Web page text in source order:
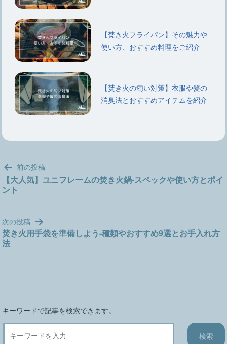
【焚き火フライパン】その魅力や
使い方、おすすめ料理をご紹介
【焚き火の匂い対策】衣服や髪の
消臭法とおすすめアイテムを紹介
投
稿
ナ
ー
シ
ョ
前の投稿
【大人気】ユニフレームの焚き火鍋-スペックや使い方とポイ
ント
次の投稿
焚き火用手袋を準備しよう-種類やおすすめ9選とお手入れ方
法
キーワードで記事を検索できます。